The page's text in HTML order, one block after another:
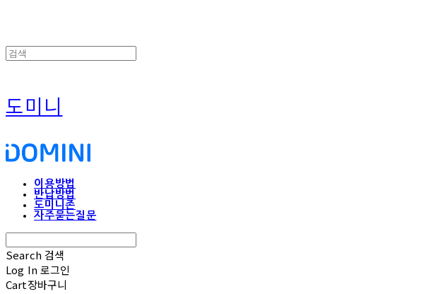
도미니
이용방법
반납방법
도미니존
자주묻는질문
Search 검색
Log In로그인
Cart장바구니